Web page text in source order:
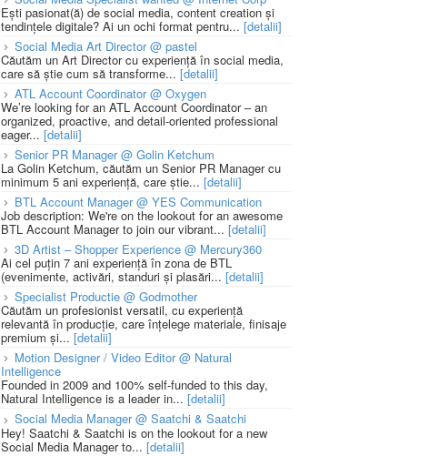
Ești pasionat(ă) de social media, content creation și
tendințele digitale? Ai un ochi format pentru... [detalii]
Social Media Art Director @ pastel
Căutăm un Art Director cu experiență în social media,
care să știe cum să transforme... [detalii]
ATL Account Coordinator @ Oxygen
We’re looking for an ATL Account Coordinator – an
organized, proactive, and detail-oriented professional
eager... [detalii]
Senior PR Manager @ Golin Ketchum
La Golin Ketchum, căutăm un Senior PR Manager cu
minimum 5 ani experiență, care știe... [detalii]
BTL Account Manager @ YES Communication
Job description: We're on the lookout for an awesome
BTL Account Manager to join our vibrant... [detalii]
3D Artist – Shopper Experience @ Mercury360
Ai cel puțin 7 ani experiență în zona de BTL
(evenimente, activări, standuri și plasări... [detalii]
Specialist Productie @ Godmother
Căutăm un profesionist versatil, cu experiență
relevantă în producție, care înțelege materiale, finisaje
premium și... [detalii]
Motion Designer / Video Editor @ Natural
Intelligence
Founded in 2009 and 100% self-funded to this day,
Natural Intelligence is a leader in... [detalii]
Social Media Manager @ Saatchi & Saatchi
Hey! Saatchi & Saatchi is on the lookout for a new
Social Media Manager to... [detalii]